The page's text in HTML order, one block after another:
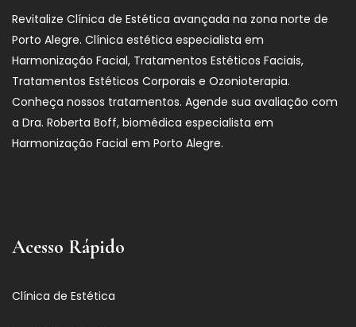
Revitalize Clínica de Estética avançada na zona norte de
Porto Alegre. Clínica estética especialista em
Harmonização Facial, Tratamentos Estéticos Faciais,
Tratamentos Estéticos Corporais e Ozonioterapia.
Conheça nossos tratamentos. Agende sua avaliação com
a Dra. Roberta Boff, biomédica especialista em
Harmonização Facial em Porto Alegre.
Acesso Rápido
Clínica de Estética